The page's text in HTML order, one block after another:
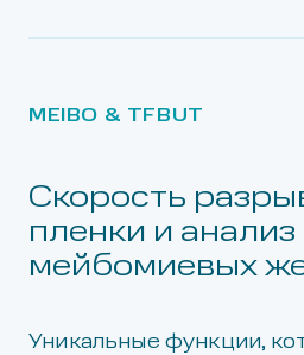
MEIBO & TFBUT
Скорость
пленки и
мейбомиевых
Уникальные функции,